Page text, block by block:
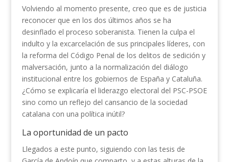
Volviendo al momento presente, creo que es de justicia
reconocer que en los dos últimos años se ha
desinflado el proceso soberanista. Tienen la culpa el
indulto y la excarcelación de sus principales líderes, con
la reforma del Código Penal de los delitos de sedición y
malversación, junto a la normalización del diálogo
institucional entre los gobiernos de España y Cataluña.
¿Cómo se explicaría el liderazgo electoral del PSC-PSOE
sino como un reflejo del cansancio de la sociedad
catalana con una política inútil?
La oportunidad de un pacto
Llegados a este punto, siguiendo con las tesis de